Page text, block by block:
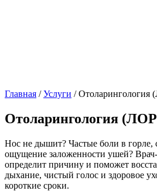
Главная /Услуги /Отоларингология
Отоларингология
Нос не дышит? Частые боли в горле,
ощущение заложенности ушей?
определит причину и поможет
дыхание, чистый голос и здоровое
короткие сроки.